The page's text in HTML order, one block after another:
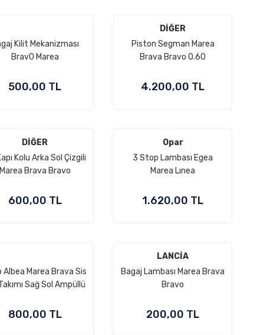
Kilit Mekanizması
BravO Marea
500,00 TL
DİĞER
Piston Segman Marea
Brava Bravo 0.60
4.200,00 TL
DİĞER
Kolu Arka Sol Çizgili
Marea Brava Bravo
600,00 TL
Opar
3 Stop Lambası Egea
Marea Lınea
1.620,00 TL
Albea Marea Brava Sis
Sağ Sol Ampüllü
800,00 TL
LANCİA
Bagaj Lambası Marea Brava
Bravo
200,00 TL